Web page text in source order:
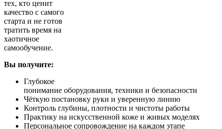
тех, кто ценит
качество с самого
старта и не готов
тратить время на
хаотичное
самообучение.
Вы получите:
Глубокое
понимание оборудования, техники и безопасности
Чёткую постановку руки и уверенную линию
Контроль глубины, плотности и чистоты работы
Практику на искусственной коже и живых моделях
Персональное сопровождение на каждом этапе